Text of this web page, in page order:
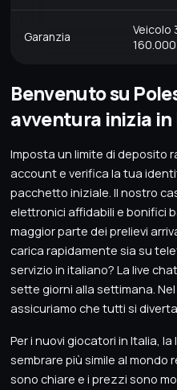
Garanzia
Veicolo
Benvenuto su
avventura inizia
Imposta un limite di deposito
account e verifica la tua
pacchetto iniziale. Il nostro
elettronici affidabili e bonifici
maggior parte dei prelievi
carica rapidamente sia su
servizio in italiano? La live
sette giorni alla settimana.
assicuriamo che tutti si
Per i nuovi giocatori in Italia,
sembrare più simile al mondo
sono chiare e i prezzi sono